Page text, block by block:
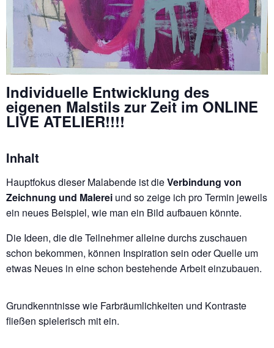
Individuelle Entwicklung des
eigenen Malstils zur Zeit im ONLINE
LIVE ATELIER!!!!
Inhalt
Hauptfokus dieser Malabende ist dieVerbindung von
Zeichnung und Malerei und so zeige ich pro Termin jeweils
ein neues Beispiel, wie man ein Bild aufbauen könnte.
Die Ideen, die die Teilnehmer alleine durchs zuschauen
schon bekommen, können Inspiration sein oder Quelle um
etwas Neues in eine schon bestehende Arbeit einzubauen.
Grundkenntnisse wie Farbräumlichkeiten und Kontraste
fließen spielerisch mit ein.